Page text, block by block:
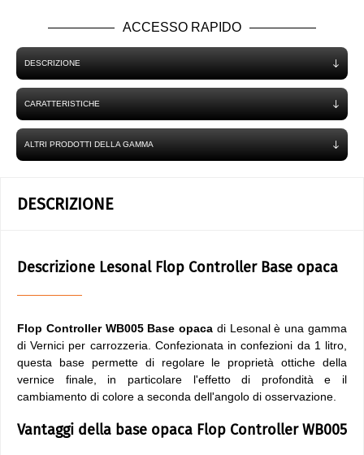
ACCESSO RAPIDO
DESCRIZIONE
CARATTERISTICHE
ALTRI PRODOTTI DELLA GAMMA
DESCRIZIONE
Descrizione Lesonal Flop Controller Base opaca
Flop Controller WB005 Base opaca di Lesonal è una gamma
di Vernici per carrozzeria. Confezionata in confezioni da 1 litro,
questa base permette di regolare le proprietà ottiche della
vernice finale, in particolare l'effetto di profondità e il
cambiamento di colore a seconda dell'angolo di osservazione.
Vantaggi della base opaca Flop Controller WB005